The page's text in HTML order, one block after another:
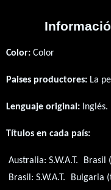
Color: Color
Paises productores: La
Lenguaje original: Inglés.
Títulos en cada país:
Australia:S.W.A.T. Brasil
Brasil:S.W.A.T. Bulgaria